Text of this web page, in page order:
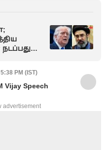
PM (IST)
Vijay Speech
advertisement